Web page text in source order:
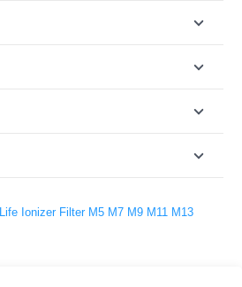
Life Ionizer Filter M5 M7 M9 M11 M13